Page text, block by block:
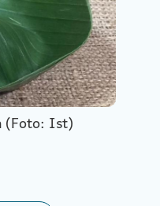
(Foto: Ist)